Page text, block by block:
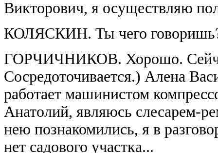
Викторович, я осуществляю
КОЛЯСКИН. Ты чего
ГОРЧИЧНИКОВ. Хорошо.
Сосредоточивается.) Алена
работает машинистом
Анатолий, являюсь слесарем-
нею познакомились, я в
нет садового участка...